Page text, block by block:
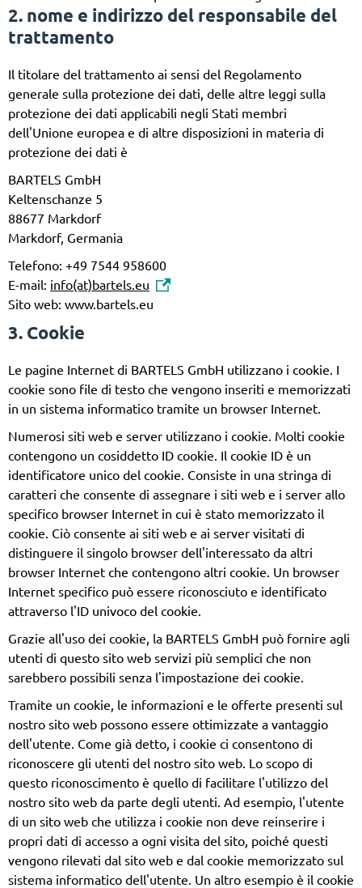
2. nome e indirizzo del responsabile del
trattamento
Il titolare del trattamento ai sensi del Regolamento
generale sulla protezione dei dati, delle altre leggi sulla
protezione dei dati applicabili negli Stati membri
dell'Unione europea e di altre disposizioni in materia di
protezione dei dati è
BARTELS GmbH
Keltenschanze 5
88677 Markdorf
Markdorf, Germania
Telefono: +49 7544 958600
E-mail: info(at)bartels.eu
Sito web: www.bartels.eu
3. Cookie
Le pagine Internet di BARTELS GmbH utilizzano i cookie. I
cookie sono file di testo che vengono inseriti e memorizzati
in un sistema informatico tramite un browser Internet.
Numerosi siti web e server utilizzano i cookie. Molti cookie
contengono un cosiddetto ID cookie. Il cookie ID è un
identificatore unico del cookie. Consiste in una stringa di
caratteri che consente di assegnare i siti web e i server allo
specifico browser Internet in cui è stato memorizzato il
cookie. Ciò consente ai siti web e ai server visitati di
distinguere il singolo browser dell'interessato da altri
browser Internet che contengono altri cookie. Un browser
Internet specifico può essere riconosciuto e identificato
attraverso l'ID univoco del cookie.
Grazie all'uso dei cookie, la BARTELS GmbH può fornire agli
utenti di questo sito web servizi più semplici che non
sarebbero possibili senza l'impostazione dei cookie.
Tramite un cookie, le informazioni e le offerte presenti sul
nostro sito web possono essere ottimizzate a vantaggio
dell'utente. Come già detto, i cookie ci consentono di
riconoscere gli utenti del nostro sito web. Lo scopo di
questo riconoscimento è quello di facilitare l'utilizzo del
nostro sito web da parte degli utenti. Ad esempio, l'utente
di un sito web che utilizza i cookie non deve reinserire i
propri dati di accesso a ogni visita del sito, poiché questi
vengono rilevati dal sito web e dal cookie memorizzato sul
sistema informatico dell'utente. Un altro esempio è il cookie